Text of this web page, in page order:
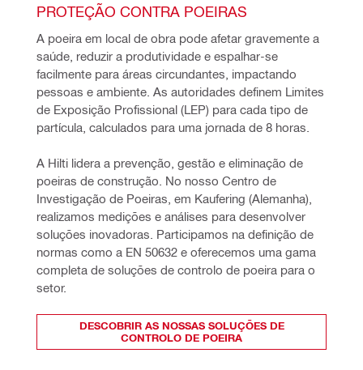
PROTEÇÃO CONTRA POEIRAS
A poeira em local de obra pode afetar gravemente a
saúde, reduzir a produtividade e espalhar-se
facilmente para áreas circundantes, impactando
pessoas e ambiente. As autoridades definem Limites
de Exposição Profissional (LEP) para cada tipo de
partícula, calculados para uma jornada de 8 horas.
A Hilti lidera a prevenção, gestão e eliminação de
poeiras de construção. No nosso Centro de
Investigação de Poeiras, em Kaufering (Alemanha),
realizamos medições e análises para desenvolver
soluções inovadoras. Participamos na definição de
normas como a EN 50632 e oferecemos uma gama
completa de soluções de controlo de poeira para o
setor.
DESCOBRIR AS NOSSAS SOLUÇÕES DE
CONTROLO DE POEIRA